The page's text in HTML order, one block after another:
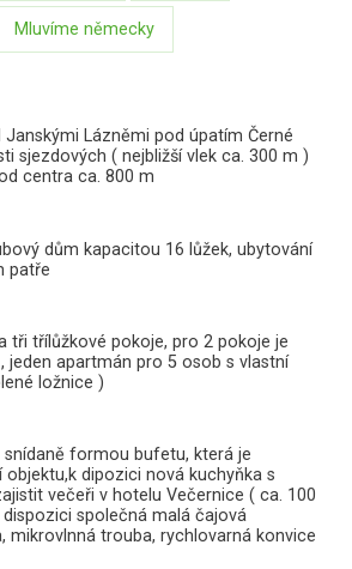
Mluvíme německy
Janskými Lázněmi pod úpatím Černé
sjezdových ( nejbližší vlek ca. 300 m )
centra ca. 800 m
dům kapacitou 16 lůžek, ubytování
patře
tři třílůžkové pokoje, pro 2 pokoje je
jeden apartmán pro 5 osob s vlastní
ložnice )
formou bufetu, která je
dipozici nová kuchyňka s
večeři v hotelu Večernice ( ca. 100
společná malá čajová
mikrovlnná trouba, rychlovarná konvice